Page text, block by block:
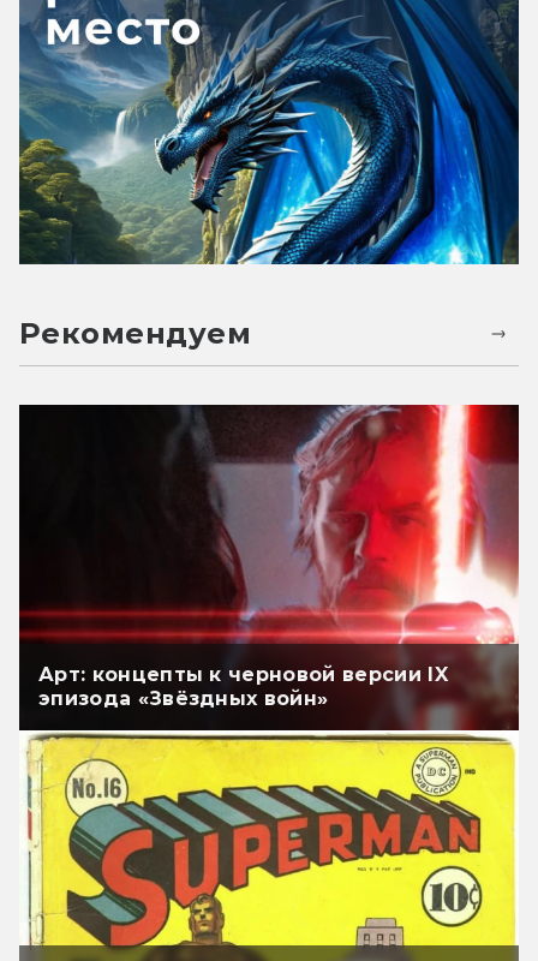
Рекомендуем
Арт: концепты к черновой версии IX
эпизода «Звёздных войн»